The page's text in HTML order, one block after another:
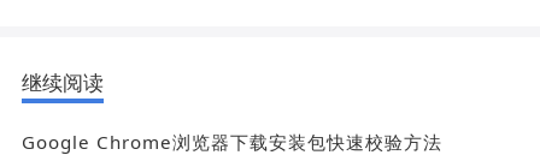
继续阅读
Google Chrome浏览器下载安装包快速校验方法